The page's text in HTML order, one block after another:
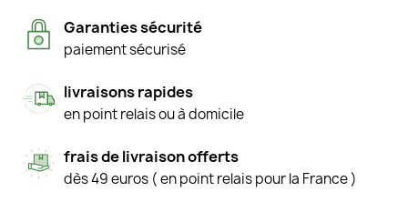
Garanties sécurité
paiement sécurisé
livraisons rapides
en point relais ou à domicile
frais de livraison offerts
dès 49 euros ( en point relais pour la France )